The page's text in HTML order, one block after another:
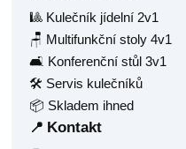
🎱 Kulečník jídelní 2v1
🪑 Multifunkční stoly 4v1
🛋️ Konferenční stůl 3v1
🛠️ Servis kulečníků
📦 Skladem ihned
📍 Kontakt